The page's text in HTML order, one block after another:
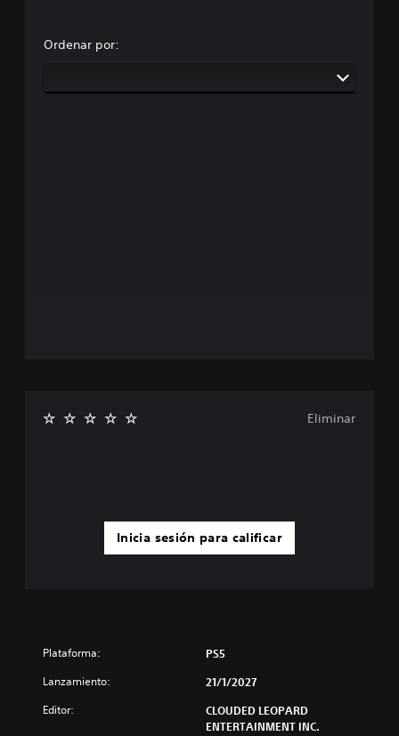
Ordenar por:
Inicia sesión para calificar
Eliminar
Plataforma: PS5
Lanzamiento: 21/1/2027
Editor:
CLOUDED LEOPARD
ENTERTAINMENT INC.